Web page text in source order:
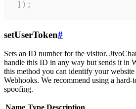
]);
setUserToken#
Sets an ID number for the visitor.
handle this ID in any way but sends it in
this method you can identify your
Webhooks. We recommend using a
spoofing.